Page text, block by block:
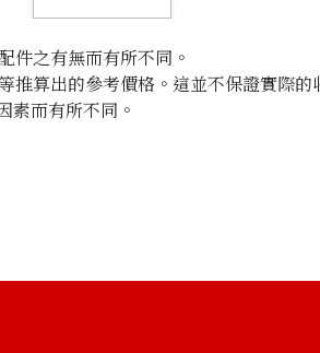
件之有無而有所不同。
算出的參考價格。這並不保證實際的
素而有所不同。